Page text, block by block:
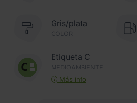
Gris/plata
COLOR
Etiqueta C
MEDIOAMBIENTE
Más info